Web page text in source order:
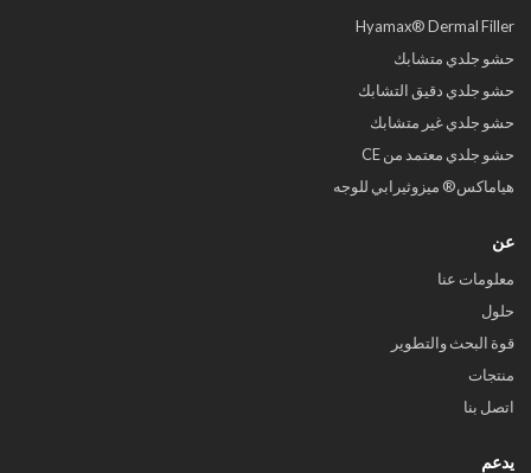
Hyamax® Dermal Filler
حشو جلدي متشابك
حشو جلدي دقيق التشابك
حشو جلدي غير متشابك
حشو جلدي معتمد من CE
هياماكس® ميزوثيرابي للوجه
عن
معلومات عنا
حلول
قوة البحث والتطوير
منتجات
اتصل بنا
يدعم